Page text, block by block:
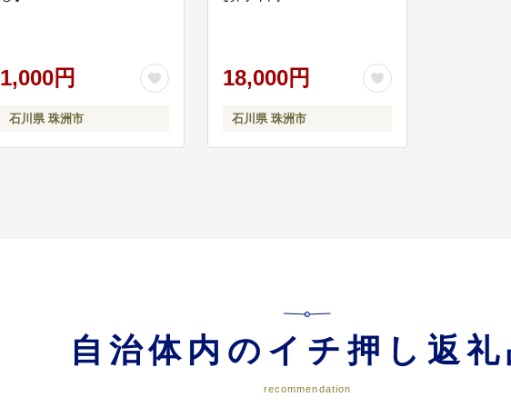
1,000円
石川県 珠洲市
18,000円
石川県 珠洲市
自治体内のイチ押し返
recommendation